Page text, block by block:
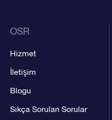
OSR
Hizmet
İletişim
Blogu
Sıkça Sorulan Sorular